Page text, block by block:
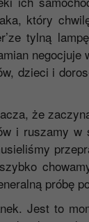
który
tylną
dzieci i
że
i ruszamy w
próbę
Jest to